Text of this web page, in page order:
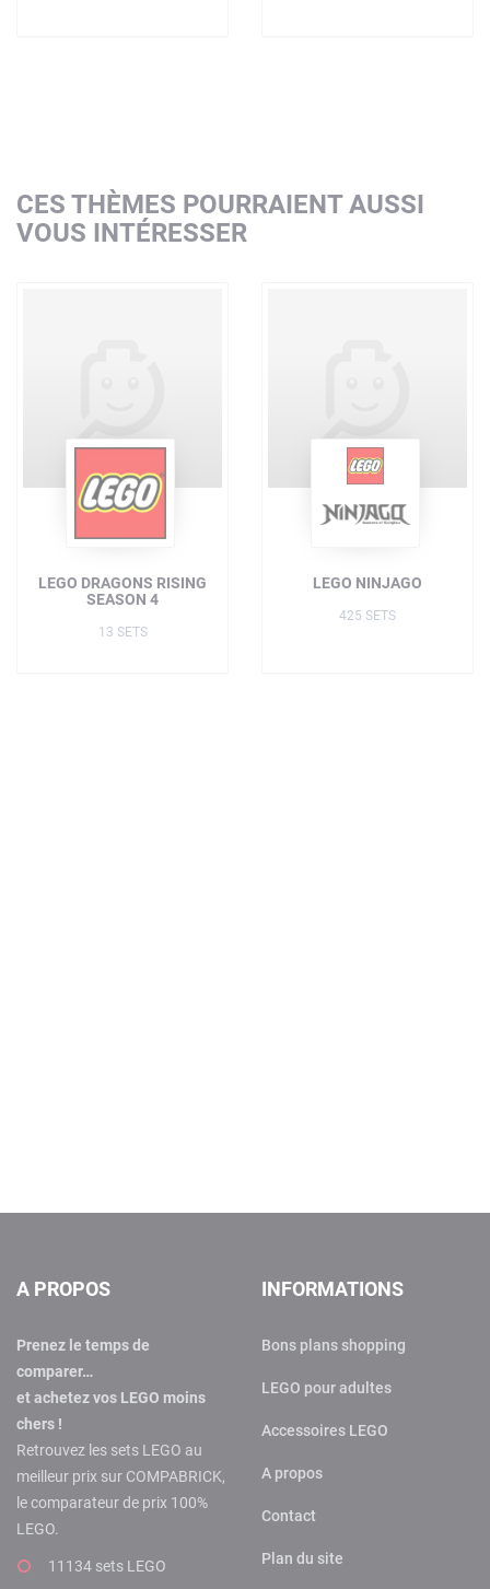
CES THÈMES POURRAIENT AUSSI
VOUS INTÉRESSER
LEGO DRAGONS RISING
SEASON 4
13 SETS
LEGO NINJAGO
425 SETS
A PROPOS
Prenez le temps de
comparer…
et achetez vos LEGO moins
chers !
Retrouvez les sets LEGO au
meilleur prix sur COMPABRICK,
le comparateur de prix 100%
LEGO.
11134 sets LEGO
INFORMATIONS
Bons plans shopping
LEGO pour adultes
Accessoires LEGO
A propos
Contact
Plan du site